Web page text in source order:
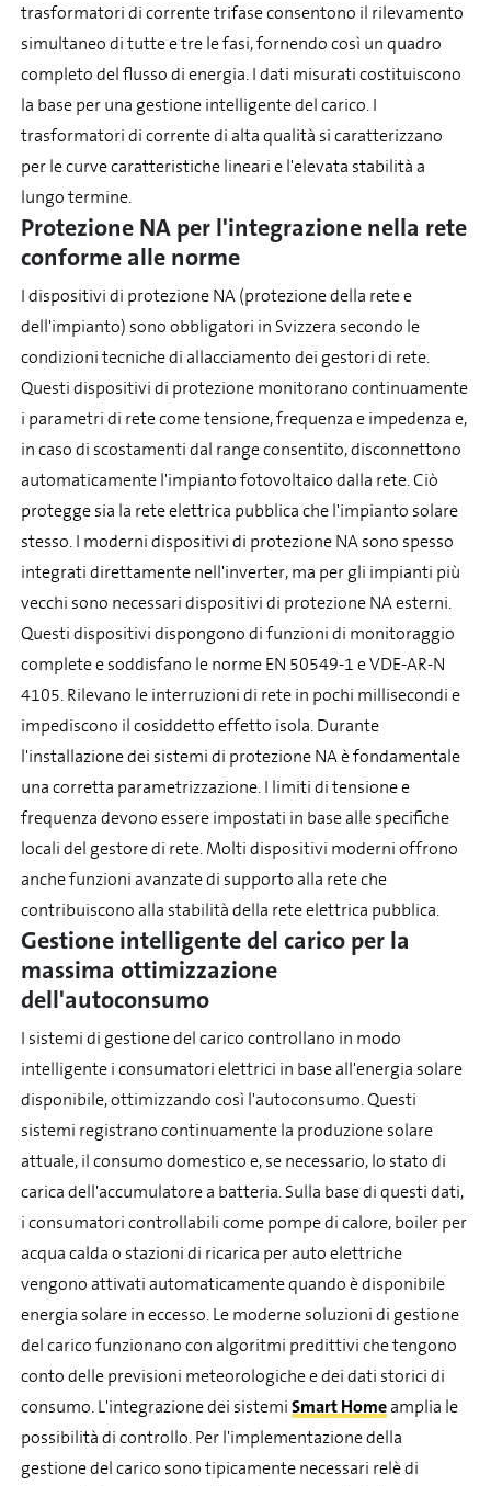
trasformatori di corrente trifase consentono il rilevamento
simultaneo di tutte e tre le fasi, fornendo così un quadro
completo del flusso di energia. I dati misurati costituiscono
la base per una gestione intelligente del carico. I
trasformatori di corrente di alta qualità si caratterizzano
per le curve caratteristiche lineari e l'elevata stabilità a
lungo termine.
Protezione NA per l'integrazione nella rete
conforme alle norme
I dispositivi di protezione NA (protezione della rete e
dell'impianto) sono obbligatori in Svizzera secondo le
condizioni tecniche di allacciamento dei gestori di rete.
Questi dispositivi di protezione monitorano continuamente
i parametri di rete come tensione, frequenza e impedenza e,
in caso di scostamenti dal range consentito, disconnettono
automaticamente l'impianto fotovoltaico dalla rete. Ciò
protegge sia la rete elettrica pubblica che l'impianto solare
stesso. I moderni dispositivi di protezione NA sono spesso
integrati direttamente nell'inverter, ma per gli impianti più
vecchi sono necessari dispositivi di protezione NA esterni.
Questi dispositivi dispongono di funzioni di monitoraggio
complete e soddisfano le norme EN 50549-1 e VDE-AR-N
4105. Rilevano le interruzioni di rete in pochi millisecondi e
impediscono il cosiddetto effetto isola. Durante
l'installazione dei sistemi di protezione NA è fondamentale
una corretta parametrizzazione. I limiti di tensione e
frequenza devono essere impostati in base alle specifiche
locali del gestore di rete. Molti dispositivi moderni offrono
anche funzioni avanzate di supporto alla rete che
contribuiscono alla stabilità della rete elettrica pubblica.
Gestione intelligente del carico per la
massima ottimizzazione
dell'autoconsumo
I sistemi di gestione del carico controllano in modo
intelligente i consumatori elettrici in base all'energia solare
disponibile, ottimizzando così l'autoconsumo. Questi
sistemi registrano continuamente la produzione solare
attuale, il consumo domestico e, se necessario, lo stato di
carica dell'accumulatore a batteria. Sulla base di questi dati,
i consumatori controllabili come pompe di calore, boiler per
acqua calda o stazioni di ricarica per auto elettriche
vengono attivati automaticamente quando è disponibile
energia solare in eccesso. Le moderne soluzioni di gestione
del carico funzionano con algoritmi predittivi che tengono
conto delle previsioni meteorologiche e dei dati storici di
consumo. L'integrazione dei sistemiSmart Homeamplia le
possibilità di controllo. Per l'implementazione della
gestione del carico sono tipicamente necessari relè di